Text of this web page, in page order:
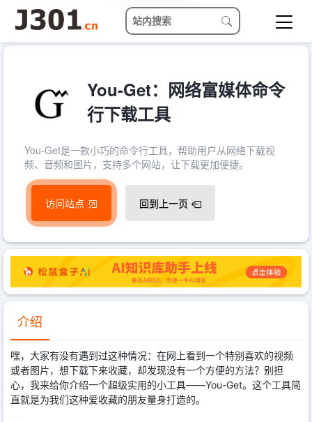
You-Get：网络富媒体命令
行下载工具
You-Get是一款小巧的命令行工具，帮助用户从网络下载视
频、音频和图片，支持多个网站，让下载更加便捷。
访问站点 回到上一页
介绍
嘿，大家有没有遇到过这种情况：在网上看到一个特别喜欢的视频
或者图片，想下载下来收藏，却发现没有一个方便的方法？别担
心，我来给你介绍一个超级实用的小工具——You-Get。这个工具简
直就是为我们这种爱收藏的朋友量身打造的。